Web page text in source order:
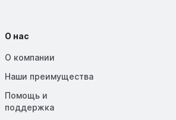
О нас
О компании
Наши преимущества
Помощь и
поддержка